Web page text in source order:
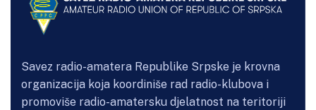
Savez radio-amatera Republike Srpske je krovna
organizacija koja koordiniše rad radio-klubova i
promoviše radio-amatersku djelatnost na teritoriji